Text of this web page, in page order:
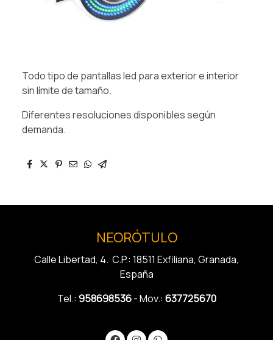
Todo tipo de pantallas led para exterior e interior
sin límite de tamaño.
Diferentes resoluciones disponibles según
demanda.
NEORÓTULO
Calle Libertad, 4. C.P.: 18511 Exfiliana, Granada,
España
Tel.: 958698536- Mov.: 637725670